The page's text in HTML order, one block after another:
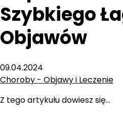
Szybkiego
Objawów
09.04.2024
Choroby - Objawy i Leczenie
Z tego artykułu dowiesz się…